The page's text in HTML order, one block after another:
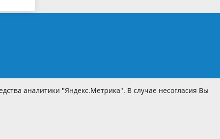
аналитики "Яндекс.Метрика". В случае несогласия Вы